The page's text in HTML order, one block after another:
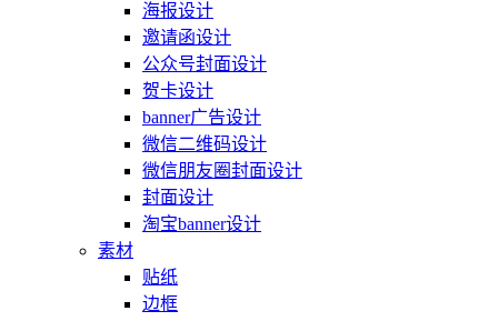
海报设计
邀请函设计
公众号封面设计
贺卡设计
banner广告设计
微信二维码设计
微信朋友圈封面设计
封面设计
淘宝banner设计
素材
贴纸
边框